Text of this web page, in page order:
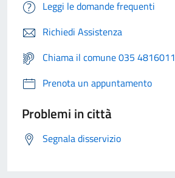
Leggi le domande frequenti
Richiedi Assistenza
Chiama il comune 035 4816011
Prenota un appuntamento
Problemi in città
Segnala disservizio